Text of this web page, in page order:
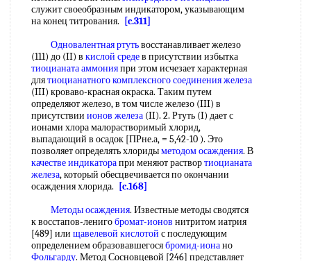
служит своеобразным индикатором, указывающим
на конец титрования.
[c.311]
Одновалентная ртутьвосстанавливает железо
(111) до (II) в кислой средев присутствии избытка
тиоцианата аммонияпри этом исчезает характерная
длятиоцианатногокомплексного соединения железа
(III) кроваво-красная окраска. Таким путем
определяют железо, в том числе железо (III) в
присутствии ионов железа (II). 2. Ртуть (I) дает с
ионами хлора малорастворимый хлорид,
выпадающий в осадок [ПРне.а, = 5,42-10 ). Это
позволяет определять хлоридыметодом осаждения. В
качестве индикаторапри меняют раствортиоцианата
железа, который обесцвечивается по окончании
осаждения хлорида.
[c.168]
Методы осаждения. Известные методы сводятся
к восстапов-ленигобромат-ионов нитритом иатрия
[489] или щавелевой кислотой с последующим
определением образовавшегосябромид-ионано
Фольгарду. Метод Сосновцевой [246] представляет